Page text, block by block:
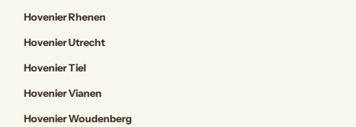
Hovenier Rhenen
Hovenier Utrecht
Hovenier Tiel
Hovenier Vianen
Hovenier Woudenberg